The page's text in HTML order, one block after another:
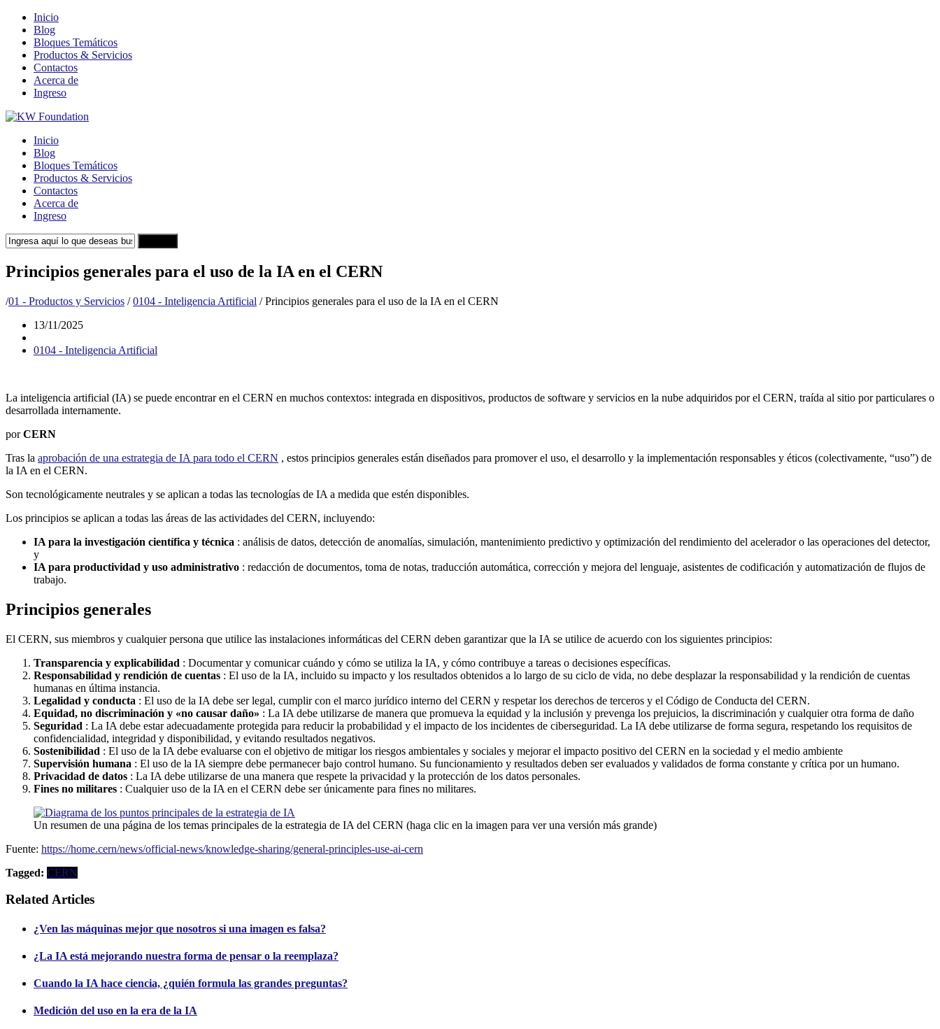
Inicio
Blog
Bloques Temáticos
Productos & Servicios
Contactos
Acerca de
Ingreso
Inicio
Blog
Bloques Temáticos
Productos & Servicios
Contactos
Acerca de
Ingreso
Principios generales para el uso de la IA en el CERN
/01 - Productos y Servicios / 0104 - Inteligencia Artificial /Principios generales para el uso de la IA en el CERN
13/11/2025
0104 - Inteligencia Artificial
La inteligencia artificial (IA) se puede encontrar en el CERN en muchos contextos: integrada en dispositivos, productos de software y servicios en la nube adquiridos por el CERN, traída al sitio por particulares o
desarrollada internamente.
porCERN
Tras la aprobación de una estrategia de IA para todo el CERN , estos principios generales están diseñados para promover el uso, el desarrollo y la implementación responsables y éticos (colectivamente, “uso”) de
la IA en el CERN.
Son tecnológicamente neutrales y se aplican a todas las tecnologías de IA a medida que estén disponibles.
Los principios se aplican a todas las áreas de las actividades del CERN, incluyendo:
IA para la investigación científica y técnica : análisis de datos, detección de anomalías, simulación, mantenimiento predictivo y optimización del rendimiento del acelerador o las operaciones del detector,
y
IA para productividad y uso administrativo : redacción de documentos, toma de notas, traducción automática, corrección y mejora del lenguaje, asistentes de codificación y automatización de flujos de
trabajo.
Principios generales
El CERN, sus miembros y cualquier persona que utilice las instalaciones informáticas del CERN deben garantizar que la IA se utilice de acuerdo con los siguientes principios:
Transparencia y explicabilidad : Documentar y comunicar cuándo y cómo se utiliza la IA, y cómo contribuye a tareas o decisiones específicas.
Responsabilidad y rendición de cuentas : El uso de la IA, incluido su impacto y los resultados obtenidos a lo largo de su ciclo de vida, no debe desplazar la responsabilidad y la rendición de cuentas
humanas en última instancia.
Legalidad y conducta : El uso de la IA debe ser legal, cumplir con el marco jurídico interno del CERN y respetar los derechos de terceros y el Código de Conducta del CERN.
Equidad, no discriminación y «no causar daño» : La IA debe utilizarse de manera que promueva la equidad y la inclusión y prevenga los prejuicios, la discriminación y cualquier otra forma de daño
Seguridad : La IA debe estar adecuadamente protegida para reducir la probabilidad y el impacto de los incidentes de ciberseguridad. La IA debe utilizarse de forma segura, respetando los requisitos de
confidencialidad, integridad y disponibilidad, y evitando resultados negativos.
Sostenibilidad : El uso de la IA debe evaluarse con el objetivo de mitigar los riesgos ambientales y sociales y mejorar el impacto positivo del CERN en la sociedad y el medio ambiente
Supervisión humana : El uso de la IA siempre debe permanecer bajo control humano. Su funcionamiento y resultados deben ser evaluados y validados de forma constante y crítica por un humano.
Privacidad de datos : La IA debe utilizarse de una manera que respete la privacidad y la protección de los datos personales.
Fines no militares : Cualquier uso de la IA en el CERN debe ser únicamente para fines no militares.
Un resumen de una página de los temas principales de la estrategia de IA del CERN (haga clic en la imagen para ver una versión más grande)
Fuente: https://home.cern/news/official-news/knowledge-sharing/general-principles-use-ai-cern
Tagged: CERN
Related Articles
¿Ven las máquinas mejor que nosotros si una imagen es falsa?
¿La IA está mejorando nuestra forma de pensar o la reemplaza?
Cuando la IA hace ciencia, ¿quién formula las grandes preguntas?
Medición del uso en la era de la IA